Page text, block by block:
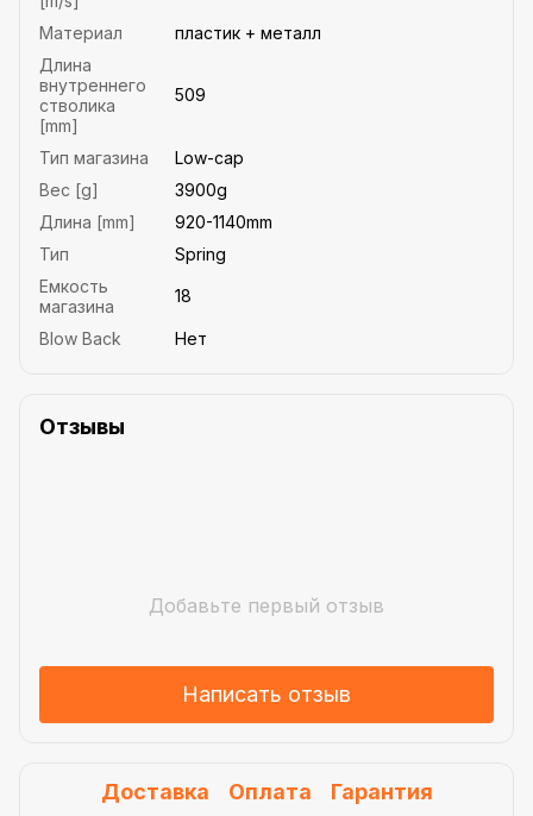
Материал
пластик + металл
Длина
внутреннего
стволика
[mm]
509
Тип магазина
Low-cap
Вес [g]
3900g
Длина [mm]
920-1140mm
Тип
Spring
Емкость
магазина
18
Blow Back Нет
Отзывы
Добавьте первый отзыв
Написать отзыв
Доставка Оплата Гарантия